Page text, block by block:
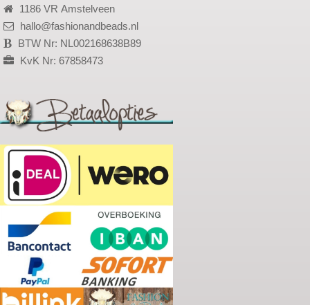
1186 VR Amstelveen
hallo@fashionandbeads.nl
BTW Nr: NL002168638B89
KvK Nr: 67858473